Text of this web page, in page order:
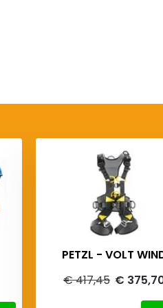
PETZL - VOLT
€ 417,45 €